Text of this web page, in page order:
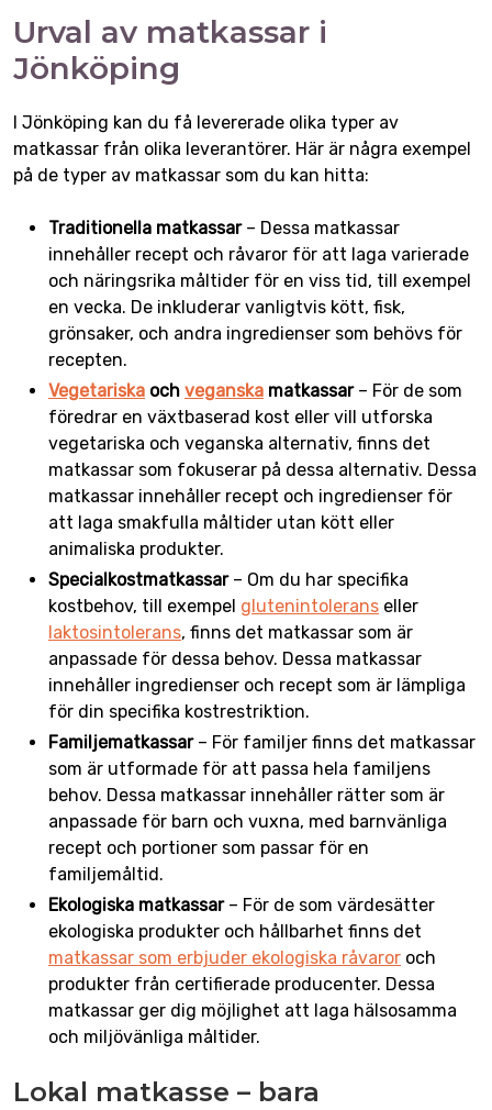
Urval av matkassar i
Jönköping
I Jönköping kan du få levererade olika typer av
matkassar från olika leverantörer. Här är några exempel
på de typer av matkassar som du kan hitta:
Traditionella matkassar– Dessa matkassar
innehåller recept och råvaror för att laga varierade
och näringsrika måltider för en viss tid, till exempel
en vecka. De inkluderar vanligtvis kött, fisk,
grönsaker, och andra ingredienser som behövs för
recepten.
Vegetariska och veganska matkassar– För de som
föredrar en växtbaserad kost eller vill utforska
vegetariska och veganska alternativ, finns det
matkassar som fokuserar på dessa alternativ. Dessa
matkassar innehåller recept och ingredienser för
att laga smakfulla måltider utan kött eller
animaliska produkter.
Specialkostmatkassar– Om du har specifika
kostbehov, till exempel glutenintolerans eller
laktosintolerans, finns det matkassar som är
anpassade för dessa behov. Dessa matkassar
innehåller ingredienser och recept som är lämpliga
för din specifika kostrestriktion.
Familjematkassar– För familjer finns det matkassar
som är utformade för att passa hela familjens
behov. Dessa matkassar innehåller rätter som är
anpassade för barn och vuxna, med barnvänliga
recept och portioner som passar för en
familjemåltid.
Ekologiska matkassar– För de som värdesätter
ekologiska produkter och hållbarhet finns det
matkassar som erbjuder ekologiska råvaror och
produkter från certifierade producenter. Dessa
matkassar ger dig möjlighet att laga hälsosamma
och miljövänliga måltider.
Lokal matkasse – bara